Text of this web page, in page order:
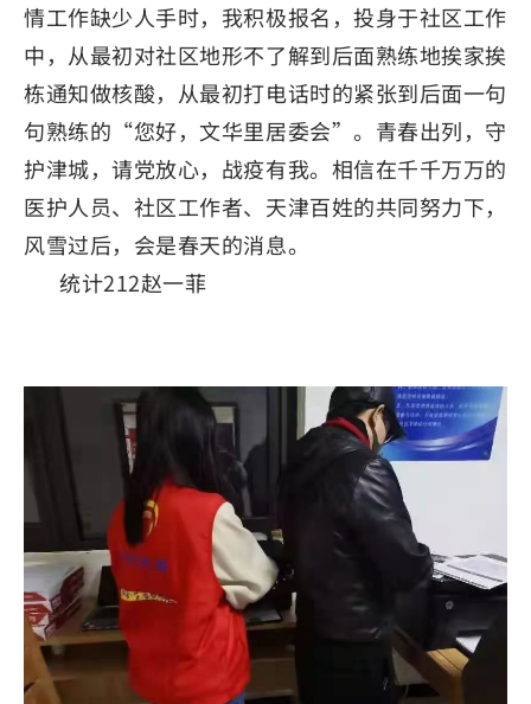
情工作缺少人手时，我积极报名，投身于社区工作
中，从最初对社区地形不了解到后面熟练地挨家挨
栋通知做核酸，从最初打电话时的紧张到后面一句
句熟练的“您好，文华里居委会”。青春出列，守
护津城，请党放心，战疫有我。相信在千千万万的
医护人员、社区工作者、天津百姓的共同努力下，
风雪过后，会是春天的消息。
统计212赵一菲